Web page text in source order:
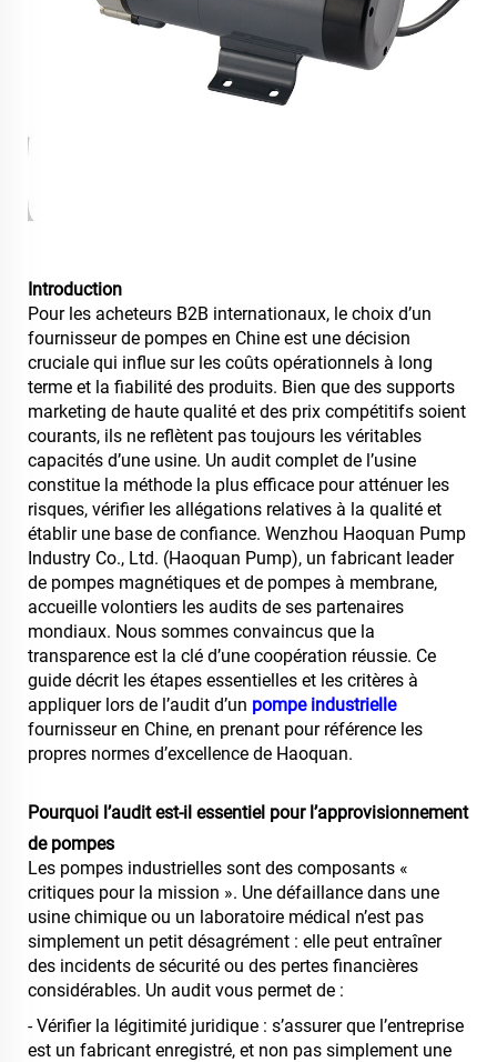
Introduction
Pour les acheteurs B2B internationaux, le choix d’un
fournisseur de pompes en Chine est une décision
cruciale qui influe sur les coûts opérationnels à long
terme et la fiabilité des produits. Bien que des supports
marketing de haute qualité et des prix compétitifs soient
courants, ils ne reflètent pas toujours les véritables
capacités d’une usine. Un audit complet de l’usine
constitue la méthode la plus efficace pour atténuer les
risques, vérifier les allégations relatives à la qualité et
établir une base de confiance. Wenzhou Haoquan Pump
Industry Co., Ltd. (Haoquan Pump), un fabricant leader
de pompes magnétiques et de pompes à membrane,
accueille volontiers les audits de ses partenaires
mondiaux. Nous sommes convaincus que la
transparence est la clé d’une coopération réussie. Ce
guide décrit les étapes essentielles et les critères à
appliquer lors de l’audit d’un pompe industrielle
fournisseur en Chine, en prenant pour référence les
propres normes d’excellence de Haoquan.
Pourquoi l’audit est-il essentiel pour l’approvisionnement
de pompes
Les pompes industrielles sont des composants «
critiques pour la mission ». Une défaillance dans une
usine chimique ou un laboratoire médical n’est pas
simplement un petit désagrément : elle peut entraîner
des incidents de sécurité ou des pertes financières
considérables. Un audit vous permet de :
- Vérifier la légitimité juridique : s’assurer que l’entreprise
est un fabricant enregistré, et non pas simplement une